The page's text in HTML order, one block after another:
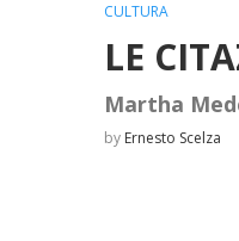
CULTURA
LE
Martha
by Ernesto Scelza